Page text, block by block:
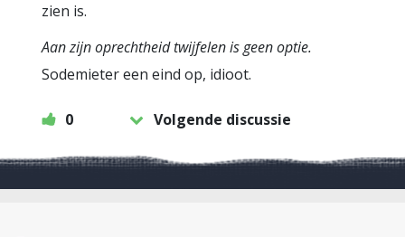
zien is.
Aan zijn oprechtheid twijfelen is geen optie.
Sodemieter een eind op, idioot.
0 Volgende discussie